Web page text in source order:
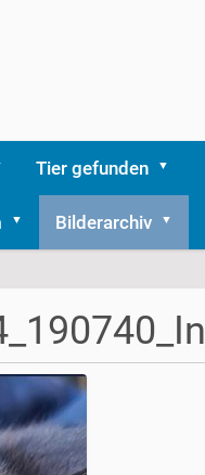
Tier gefunden
Bilderarchiv